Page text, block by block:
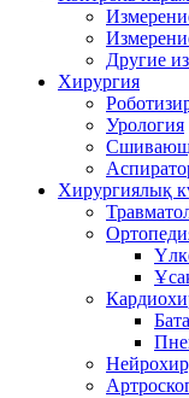
Другие
Хирургия
Урология
Хирургиялық